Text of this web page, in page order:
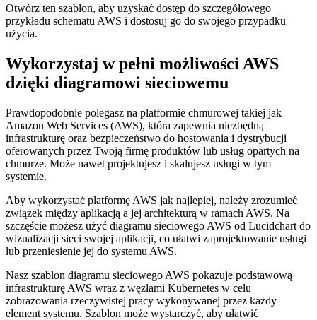
Otwórz ten szablon, aby uzyskać dostęp do szczegółowego
przykładu schematu AWS i dostosuj go do swojego przypadku
użycia.
Wykorzystaj w pełni możliwości AWS
dzięki diagramowi sieciowemu
Prawdopodobnie polegasz na platformie chmurowej takiej jak
Amazon Web Services (AWS), która zapewnia niezbędną
infrastrukturę oraz bezpieczeństwo do hostowania i dystrybucji
oferowanych przez Twoją firmę produktów lub usług opartych na
chmurze. Może nawet projektujesz i skalujesz usługi w tym
systemie.
Aby wykorzystać platformę AWS jak najlepiej, należy zrozumieć
związek między aplikacją a jej architekturą w ramach AWS. Na
szczęście możesz użyć diagramu sieciowego AWS od Lucidchart do
wizualizacji sieci swojej aplikacji, co ułatwi zaprojektowanie usługi
lub przeniesienie jej do systemu AWS.
Nasz szablon diagramu sieciowego AWS pokazuje podstawową
infrastrukturę AWS wraz z węzłami Kubernetes w celu
zobrazowania rzeczywistej pracy wykonywanej przez każdy
element systemu. Szablon może wystarczyć, aby ułatwić